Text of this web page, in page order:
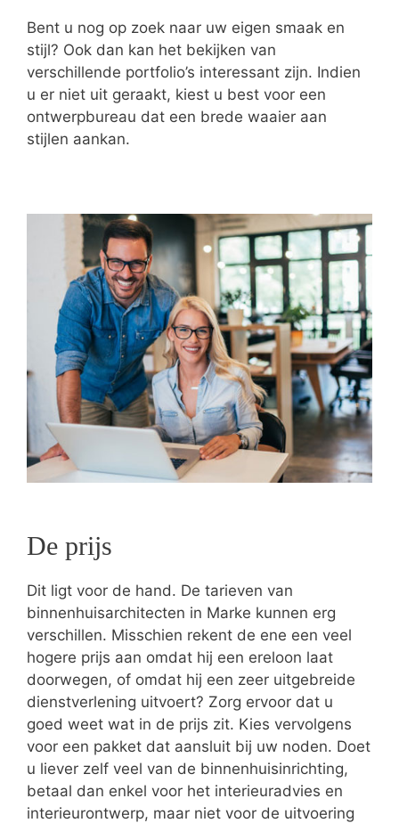
Bent u nog op zoek naar uw eigen smaak en
stijl? Ook dan kan het bekijken van
verschillende portfolio’s interessant zijn. Indien
u er niet uit geraakt, kiest u best voor een
ontwerpbureau dat een brede waaier aan
stijlen aankan.
De prijs
Dit ligt voor de hand. De tarieven van
binnenhuisarchitecten in Marke kunnen erg
verschillen. Misschien rekent de ene een veel
hogere prijs aan omdat hij een ereloon laat
doorwegen, of omdat hij een zeer uitgebreide
dienstverlening uitvoert? Zorg ervoor dat u
goed weet wat in de prijs zit. Kies vervolgens
voor een pakket dat aansluit bij uw noden. Doet
u liever zelf veel van de binnenhuisinrichting,
betaal dan enkel voor het interieuradvies en
interieurontwerp, maar niet voor de uitvoering